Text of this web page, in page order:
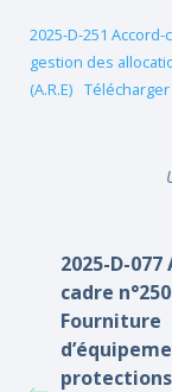
2025-D-251
gestion des
(A.R.E) Télécharger
2025-D-077
cadre
Fourniture
protections